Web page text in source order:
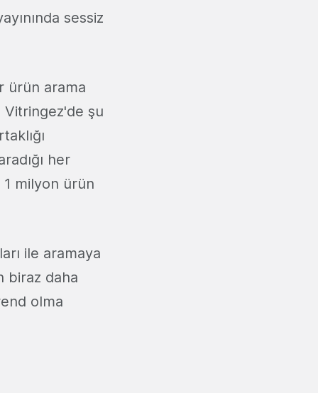
sessiz
ürün arama
şu
her
milyon ürün
ile aramaya
biraz daha
olma